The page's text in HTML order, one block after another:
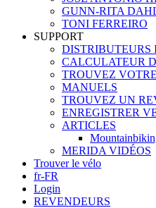
GUNN-RITA
TONI FERREIRO
SUPPORT
CALCULATEUR
TROUVEZ
MANUELS
TROUVEZ UN
ENREGISTRER
ARTICLES
MERIDA VIDÉOS
Trouver le vélo
fr-FR
Login
REVENDEURS